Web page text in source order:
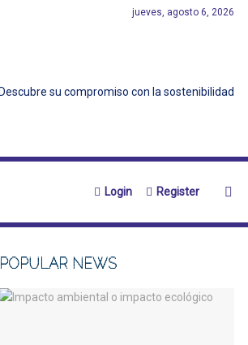
jueves, agosto 6, 2026
Login Register
POPULAR NEWS